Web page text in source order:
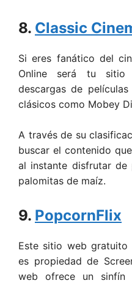
8. Classic
Si eres fanático del
Online será tu
descargas de
clásicos como Mobey
A través de su
buscar el contenido
al instante disfrutar de
palomitas de maíz.
9. PopcornFlix
Este sitio web gratuito
es propiedad de
web ofrece un sinfín